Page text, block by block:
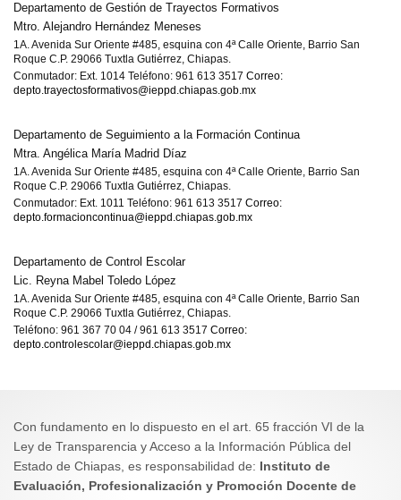
Departamento de Gestión de Trayectos Formativos
Mtro. Alejandro Hernández Meneses
1A. Avenida Sur Oriente #485, esquina con 4ª Calle Oriente, Barrio San
Roque C.P. 29066 Tuxtla Gutiérrez, Chiapas.
Conmutador: Ext. 1014 Teléfono: 961 613 3517 Correo:
depto.trayectosformativos@ieppd.chiapas.gob.mx
Departamento de Seguimiento a la Formación Continua
Mtra. Angélica María Madrid Díaz
1A. Avenida Sur Oriente #485, esquina con 4ª Calle Oriente, Barrio San
Roque C.P. 29066 Tuxtla Gutiérrez, Chiapas.
Conmutador: Ext. 1011 Teléfono: 961 613 3517 Correo:
depto.formacioncontinua@ieppd.chiapas.gob.mx
Departamento de Control Escolar
Lic. Reyna Mabel Toledo López
1A. Avenida Sur Oriente #485, esquina con 4ª Calle Oriente, Barrio San
Roque C.P. 29066 Tuxtla Gutiérrez, Chiapas.
Teléfono: 961 367 70 04 / 961 613 3517 Correo:
depto.controlescolar@ieppd.chiapas.gob.mx
Con fundamento en lo dispuesto en el art. 65 fracción VI de la
Ley de Transparencia y Acceso a la Información Pública del
Estado de Chiapas, es responsabilidad de: Instituto de
Evaluación, Profesionalización y Promoción Docente de